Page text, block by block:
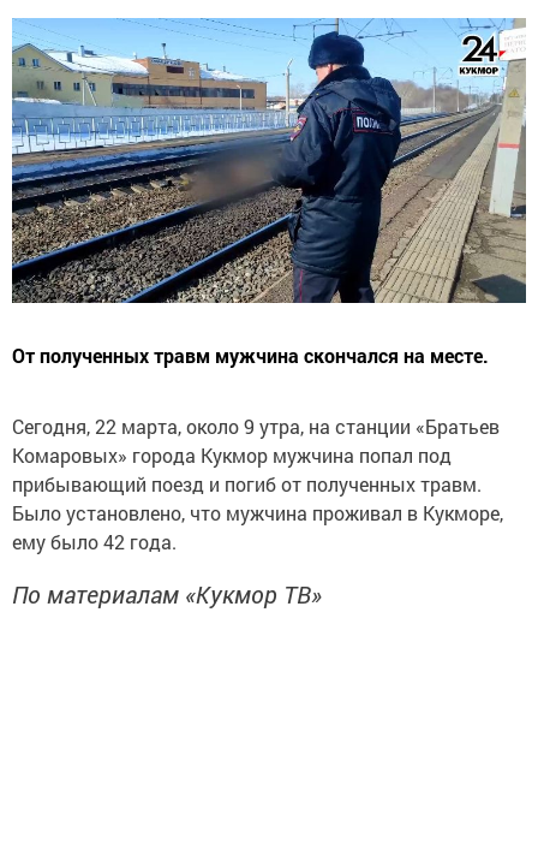
От полученных травм мужчина скончался на месте.
Сегодня, 22 марта, около 9 утра, на станции «Братьев
Комаровых» города Кукмор мужчина попал под
прибывающий поезд и погиб от полученных травм.
Было установлено, что мужчина проживал в Кукморе,
ему было 42 года.
По материалам «Кукмор ТВ»